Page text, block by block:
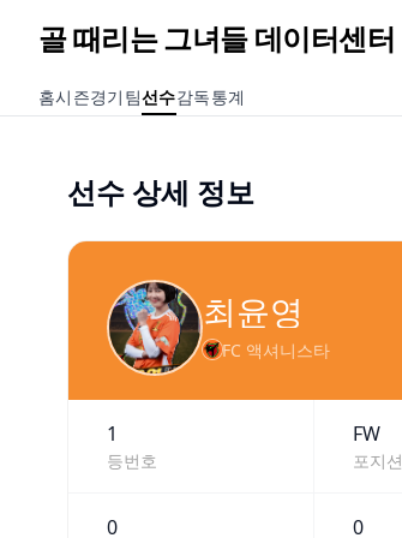
골 때리는 그녀들 데이터센터
홈시즌경기 팀선수감독통계
선수 상세 정보
최윤영
FC 액셔니스타
1
등번호
FW
포지션
0 0